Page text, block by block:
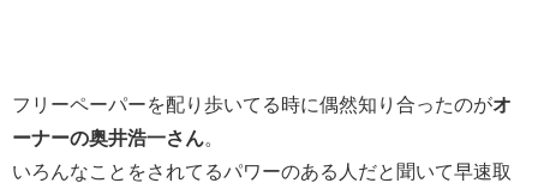
フリーペーパーを配り歩いてる時に偶然知り合ったのがオ
ーナーの奥井浩一さん。
いろんなことをされてるパワーのある人だと聞いて早速取